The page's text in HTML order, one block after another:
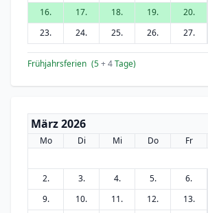
16.
17. 18. 19. 20.
23.
24. 25. 26. 27.
Frühjahrsferien (5+ 4Tage)
März 2026
Mo Di Mi Do Fr
2.
3. 4. 5. 6.
9.
10. 11. 12. 13.